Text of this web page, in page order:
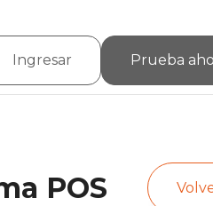
Ingresar Prueba
POS